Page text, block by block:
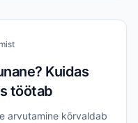
Kuidas
töötab
arvutamine kõrvaldab